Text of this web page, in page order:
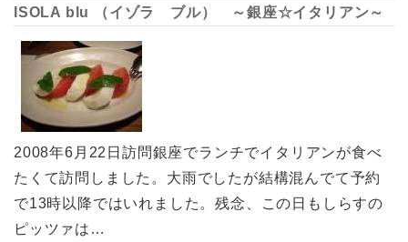
ISOLA blu （イゾラ ブル） ～銀座☆イタリアン～
2008年6月22日訪問銀座でランチでイタリアンが食べ
たくて訪問しました。大雨でしたが結構混んでて予約
で13時以降ではいれました。残念、この日もしらすの
ピッツァは…